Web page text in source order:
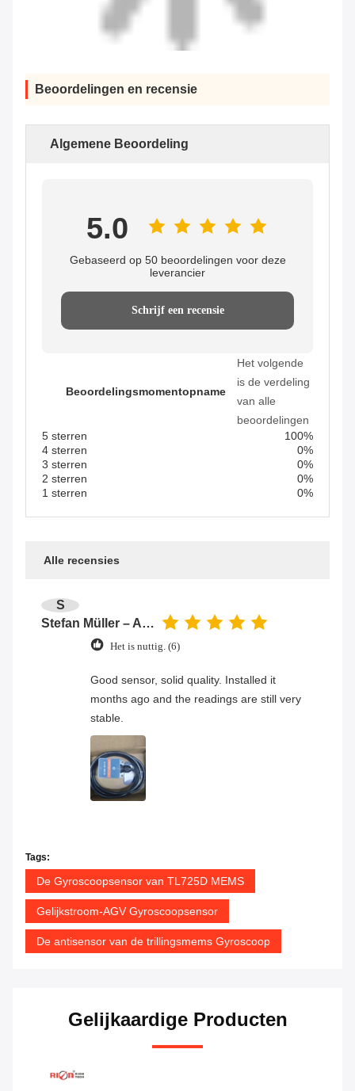
Beoordelingen en recensie
Algemene Beoordeling
5.0
Gebaseerd op 50 beoordelingen voor deze
leverancier
Schrijf een recensie
Beoordelingsmomentopname
Het volgende
is de verdeling
van alle
beoordelingen
5 sterren
100%
4 sterren
0%
3 sterren
0%
2 sterren
0%
1 sterren
0%
Alle recensies
S
Stefan Müller – Automation Engineer
Het is nuttig. (6)
Good sensor, solid quality. Installed it
months ago and the readings are still very
stable.
Tags:
De Gyroscoopsensor van TL725D MEMS
Gelijkstroom-AGV Gyroscoopsensor
De antisensor van de trillingsmems Gyroscoop
Gelijkaardige Producten